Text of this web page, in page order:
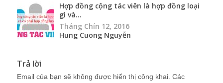
Hợp đồng cộng tác viên là hợp đồng loại
gì và...
Tháng Chín 12, 2016
Hung Cuong Nguyễn
Trả lời
Email của bạn sẽ không được hiển thị công khai. Các